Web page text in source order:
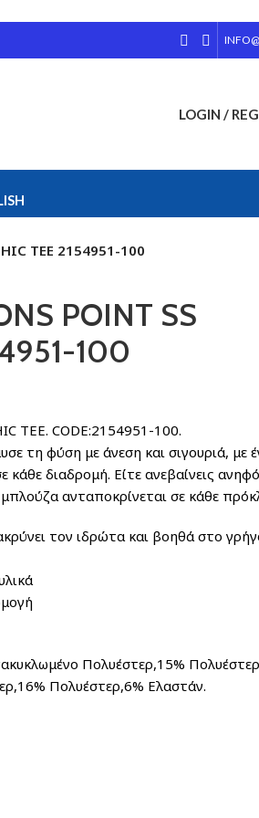
LOGIN /
TEE 2154951-100
POINT SS
100
GRAPHIC TEE. CODE:2154951-
και σιγουριά, με
διαδρομή. Είτε ανεβαίνεις
ανταποκρίνεται σε κάθε
τον ιδρώτα και βοηθά στο
Πολυέστερ,15%
Πολυέστερ,6% Ελαστάν.